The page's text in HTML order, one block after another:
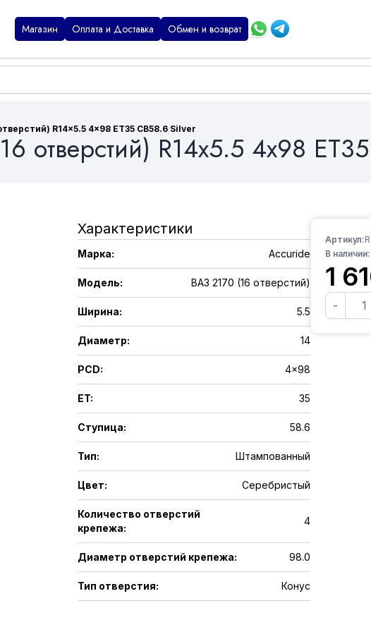
Магазин Оплата и Доставка Обмен и возврат
R14x5.5 4x98 ET35 CB58.6 Silver
отверстий) R14x5.5 4x98
Характеристики
Марка: Accuride
Модель: ВАЗ 2170 (16 отверстий)
Ширина: 5.5
Диаметр: 14
PCD: 4x98
ET: 35
Ступица: 58.6
Тип: Штампованный
Цвет: Серебристый
Количество отверстий
крепежа:
4
Диаметр отверстий крепежа: 98.0
Тип отверстия: Конус
Артикул:
В наличии:
1
-